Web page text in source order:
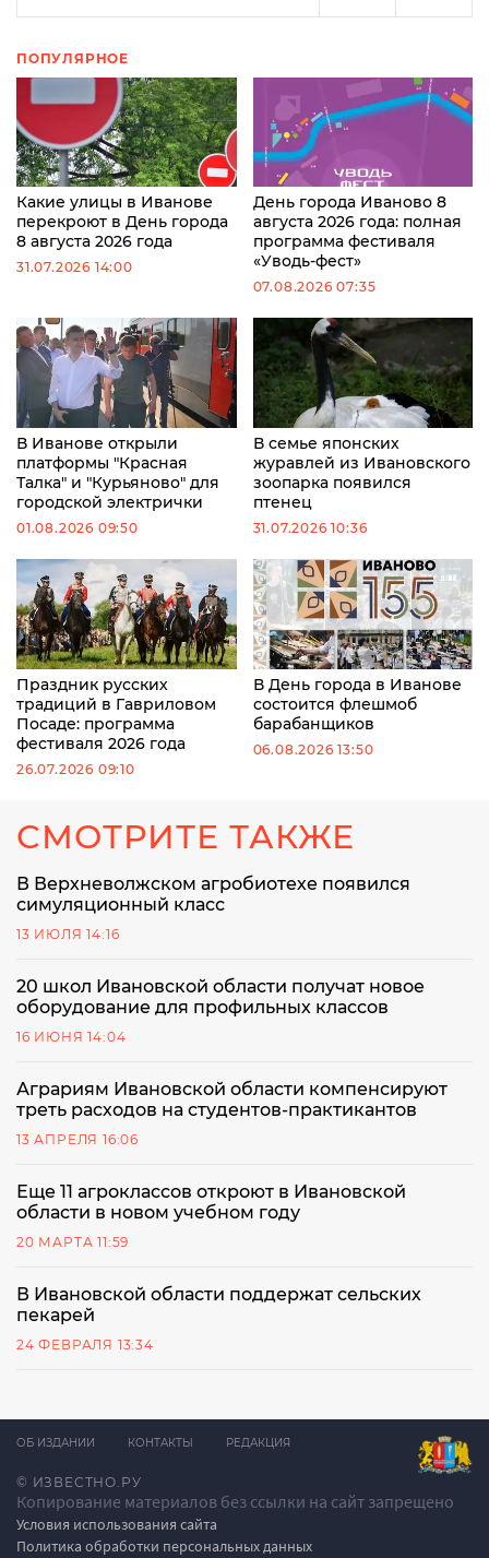
ПОПУЛЯРНОЕ
Какие улицы в Иванове
перекроют в День города
8 августа 2026 года
31.07.2026 14:00
День города Иваново 8
августа 2026 года: полная
программа фестиваля
«Уводь-фест»
07.08.2026 07:35
В Иванове открыли
платформы "Красная
Талка" и "Курьяново" для
городской электрички
01.08.2026 09:50
В семье японских
журавлей из Ивановского
зоопарка появился
птенец
31.07.2026 10:36
Праздник русских
традиций в Гавриловом
Посаде: программа
фестиваля 2026 года
26.07.2026 09:10
В День города в Иванове
состоится флешмоб
барабанщиков
06.08.2026 13:50
СМОТРИТЕ ТАКЖЕ
В Верхневолжском агробиотехе появился
симуляционный класс
13 ИЮЛЯ 14:16
20 школ Ивановской области получат новое
оборудование для профильных классов
16 ИЮНЯ 14:04
Аграриям Ивановской области компенсируют
треть расходов на студентов-практикантов
13 АПРЕЛЯ 16:06
Еще 11 агроклассов откроют в Ивановской
области в новом учебном году
20 МАРТА 11:59
В Ивановской области поддержат сельских
пекарей
24 ФЕВРАЛЯ 13:34
© ИЗВЕСТНО.РУ
Копирование материалов без ссылки на сайт запрещено
Условия использования сайта
Политика обработки персональных данных
ОБ ИЗДАНИИ КОНТАКТЫ РЕДАКЦИЯ